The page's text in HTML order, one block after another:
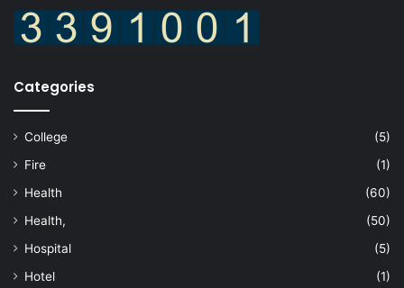
Categories
College
(5)
Fire
(1)
Health
(60)
Health,
(50)
Hospital
(5)
Hotel
(1)